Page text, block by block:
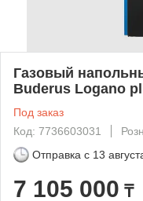
Газовый
Buderus Logano
Под заказ
Код: 7736603031
Отправка с 13
7 105 000 ₸